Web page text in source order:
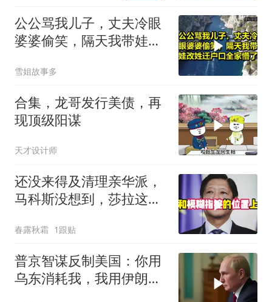
公公骂我儿子，丈夫冷眼
婆婆偷笑，隔天我带娃改
雪姐故事多
合集，龙哥发行美债，再
现顶级阳谋
天才设计师
还没来得及清理亲华派，
马科斯没想到，莎拉这次
春露秋霜 1跟贴
普京智谋反制美国：你用
乌东消耗我，我用伊朗消